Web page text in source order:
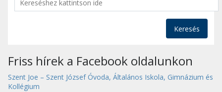
Keresés
Friss hírek a Facebook oldalunkon
Szent Joe – Szent József Óvoda, Általános Iskola, Gimnázium és
Kollégium